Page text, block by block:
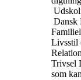
Dansk
Livsstil
Trivsel
som